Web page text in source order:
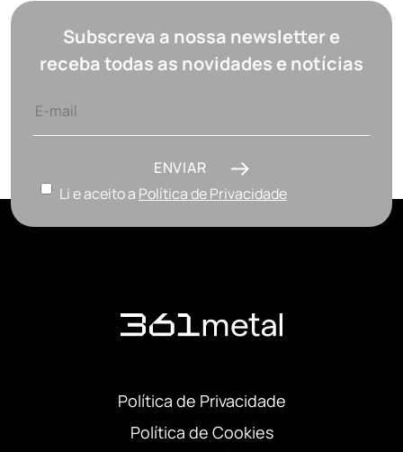
Subscreva a nossa newsletter e
receba todas as novidades e notícias
ENVIAR
Li e aceito a Política de Privacidade
Política de Privacidade
Política de Cookies